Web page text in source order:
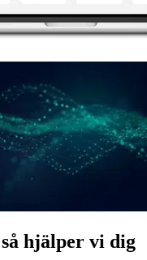
hjälper vi dig